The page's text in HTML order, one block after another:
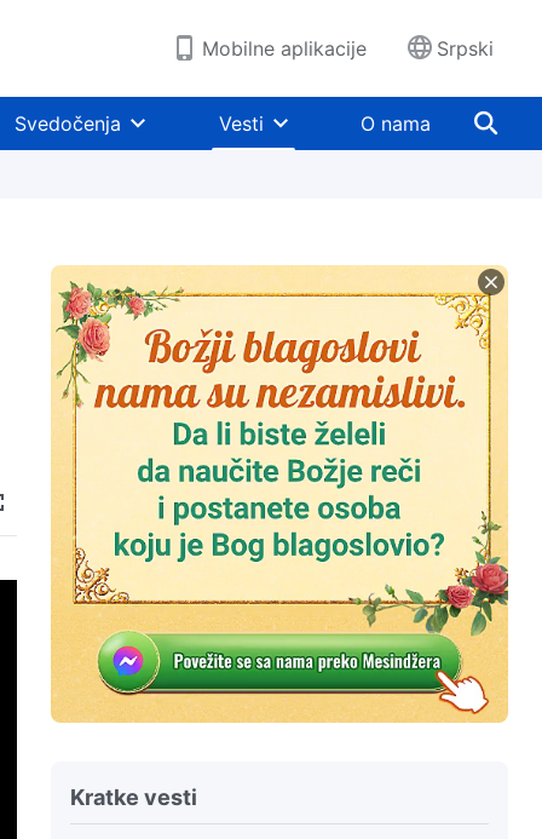
Mobilne aplikacije Srpski
Svedočenja Vesti O nama
Kratke vesti